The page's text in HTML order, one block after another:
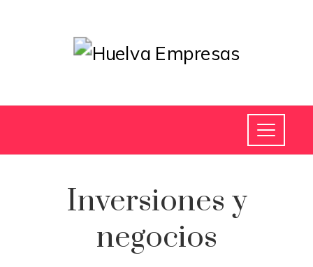
Inversiones y
negocios